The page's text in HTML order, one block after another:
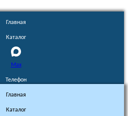
Главная
Каталог
Max
Телефон
Главная
Каталог